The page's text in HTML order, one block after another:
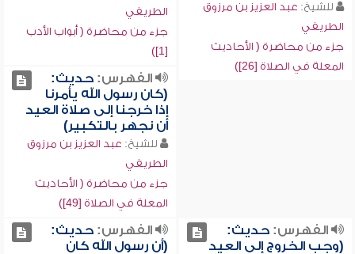
للشيخ: عبد العزيز بن مرزوق
الطريفي
جزء من محاضرة ( الأحاديث
المعلة في الصلاة [26])
الطريفي
جزء من محاضرة ( أبواب الأدب
[1])
الفهرس:حديث:
(كان رسول الله يأمرنا
إذا خرجنا إلى صلاة العيد
أن نجهر بالتكبير)
للشيخ: عبد العزيز بن مرزوق
الطريفي
جزء من محاضرة ( الأحاديث
المعلة في الصلاة [49])
الفهرس:حديث:
(وجب الخروج إلى العيد
الفهرس:حديث:
(أن رسول الله كان